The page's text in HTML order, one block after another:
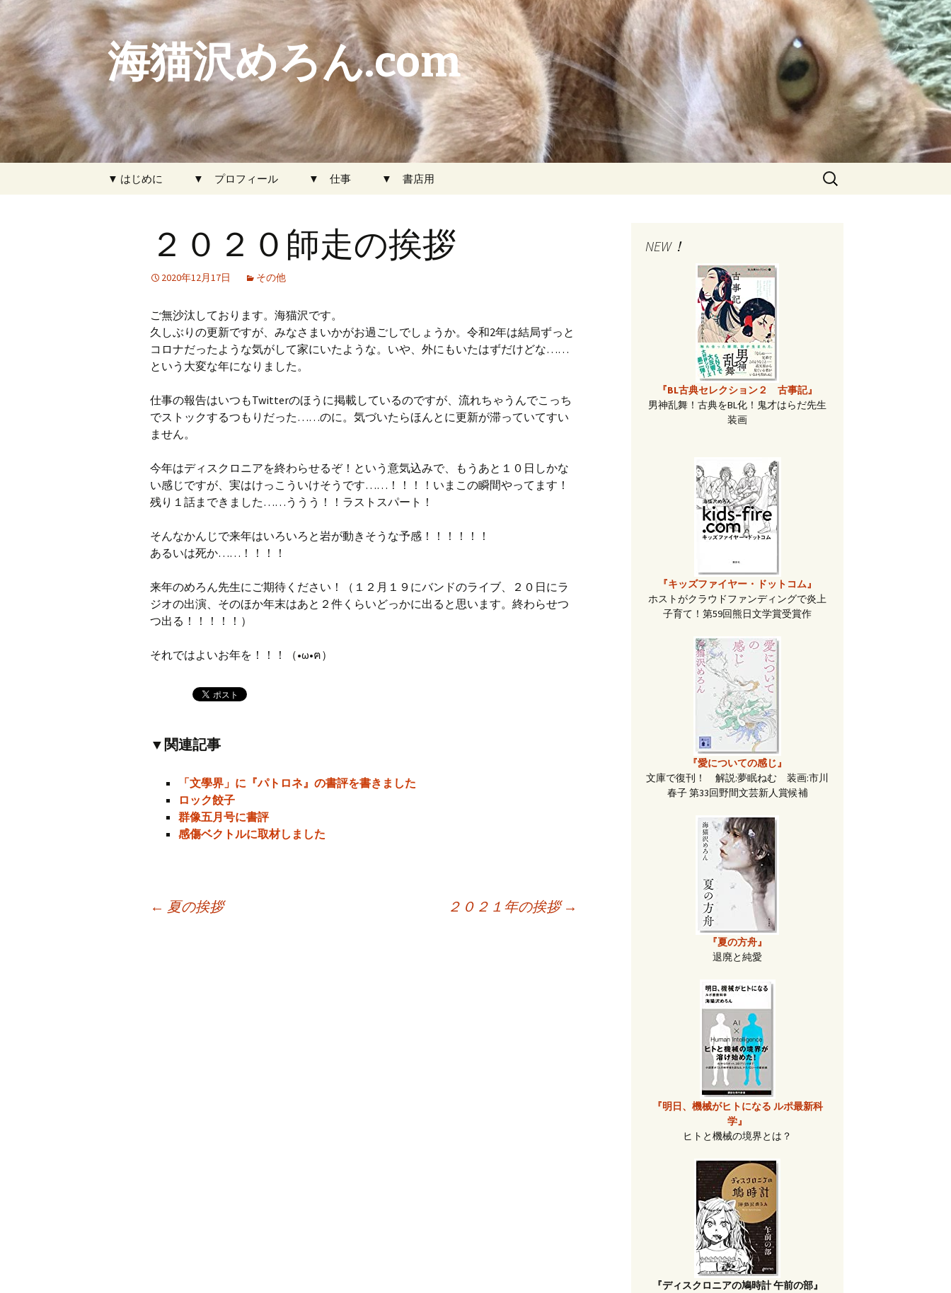
海猫沢めろん.com
▼ はじめに ▼ プロフィール ▼ 仕事 ▼ 書店用
検
２０２０師走の挨拶
2020年12月17日 その他
ご無沙汰しております。海猫沢です。
久しぶりの更新ですが、みなさまいかがお過ごしでしょうか。令和2年は結局ずっと
コロナだったような気がして家にいたような。いや、外にもいたはずだけどな……
という大変な年になりました。
仕事の報告はいつもTwitterのほうに掲載しているのですが、流れちゃうんでこっち
でストックするつもりだった……のに。気づいたらほんとに更新が滞っていてすい
ません。
今年はディスクロニアを終わらせるぞ！という意気込みで、もうあと１０日しかな
い感じですが、実はけっこういけそうです……！！！！いまこの瞬間やってます！
残り１話まできました……ううう！！ラストスパート！
そんなかんじで来年はいろいろと岩が動きそうな予感！！！！！！
あるいは死か……！！！！
来年のめろん先生にご期待ください！（１２月１９にバンドのライブ、２０日にラ
ジオの出演、そのほか年末はあと２件くらいどっかに出ると思います。終わらせつ
つ出る！！！！！）
それではよいお年を！！！（•ω•ฅ）
▼関連記事
「文學界」に『パトロネ』の書評を書きました
ロック餃子
群像五月号に書評
感傷ベクトルに取材しました
← 夏の挨拶 ２０２１年の挨拶 →
NEW！
『BL古典セレクション２ 古事記』
男神乱舞！古典をBL化！鬼才はらだ先生
装画
『キッズファイヤー・ドットコム』
ホストがクラウドファンディングで炎上
子育て！第59回熊日文学賞受賞作
『愛についての感じ』
文庫で復刊！ 解説:夢眠ねむ 装画:市川
春子 第33回野間文芸新人賞候補
『夏の方舟』
退廃と純愛
『明日、機械がヒトになる ルポ最新科
学』
ヒトと機械の境界とは？
『ディスクロニアの鳩時計 午前の部』